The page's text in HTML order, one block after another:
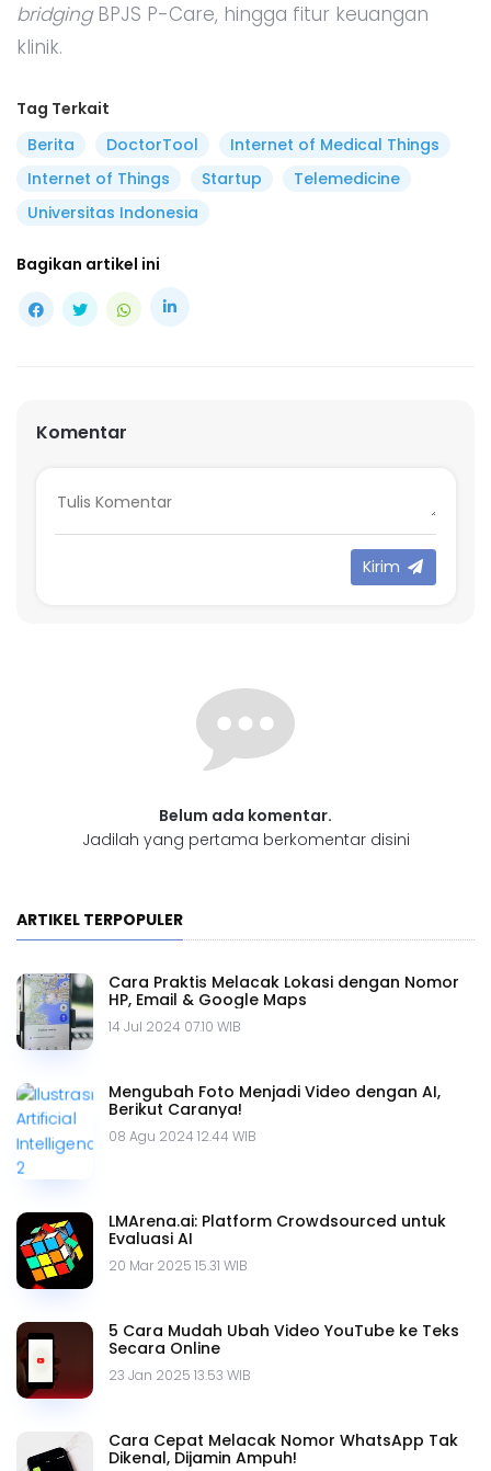
bridgingBPJS P-Care, hingga fitur keuangan
klinik.
Tag Terkait
Berita
DoctorTool
Internet of Medical Things
Internet of Things
Startup
Telemedicine
Universitas Indonesia
Bagikan artikel ini
Komentar
Kirim
Belum ada komentar.
Jadilah yang pertama berkomentar disini
ARTIKEL TERPOPULER
Cara Praktis Melacak Lokasi dengan Nomor
HP, Email & Google Maps
14 Jul 2024 07.10 WIB
Mengubah Foto Menjadi Video dengan AI,
Berikut Caranya!
08 Agu 2024 12.44 WIB
LMArena.ai: Platform Crowdsourced untuk
Evaluasi AI
20 Mar 2025 15.31 WIB
5 Cara Mudah Ubah Video YouTube ke Teks
Secara Online
23 Jan 2025 13.53 WIB
Cara Cepat Melacak Nomor WhatsApp Tak
Dikenal, Dijamin Ampuh!